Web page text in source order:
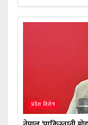
प्रदेश विशेष